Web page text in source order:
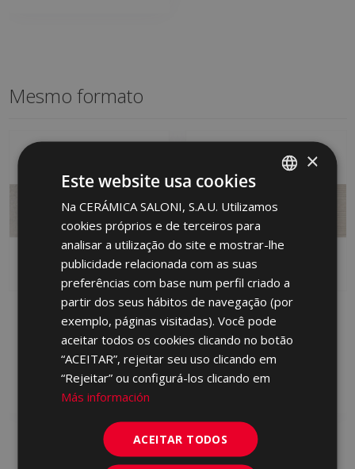
Mesmo formato
HUDSON BLANCO 25 X
LQK500 | 25x75
Adicionar aos
favoritos
HUDSON METRIC
MARFIL (metric) 25 X 75
LQM670 | 25x75
favoritos
SPANISH
ENGLISH
GERMAN
PORTUGUESE
×
Este website usa cookies
Na CERÁMICA SALONI, S.A.U. Utilizamos
cookies próprios e de terceiros para
analisar a utilização do site e mostrar-lhe
publicidade relacionada com as suas
preferências com base num perfil criado a
partir dos seus hábitos de navegação (por
exemplo, páginas visitadas). Você pode
aceitar todos os cookies clicando no botão
“ACEITAR”, rejeitar seu uso clicando em
“Rejeitar” ou configurá-los clicando em
Más información
ACEITAR TODOS